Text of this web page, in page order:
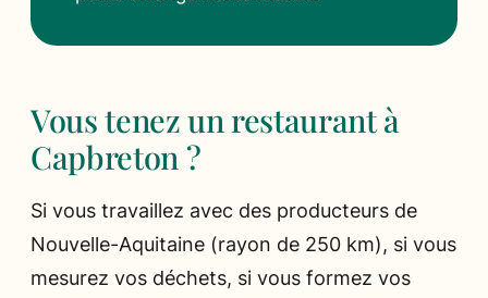
Vous tenez un restaurant à
Capbreton ?
Si vous travaillez avec des producteurs de
Nouvelle-Aquitaine (rayon de 250 km), si vous
mesurez vos déchets, si vous formez vos